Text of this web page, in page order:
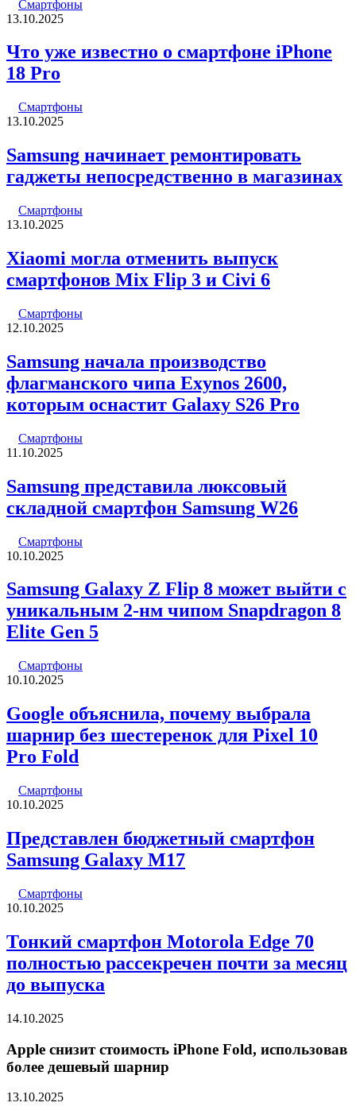
Смартфоны
13.10.2025
Что уже известно о смартфоне iPhone
18 Pro
Смартфоны
13.10.2025
Samsung начинает ремонтировать
гаджеты непосредственно в магазинах
Смартфоны
13.10.2025
Xiaomi могла отменить выпуск
смартфонов Mix Flip 3 и Civi 6
Смартфоны
12.10.2025
Samsung начала производство
флагманского чипа Exynos 2600,
которым оснастит Galaxy S26 Pro
Смартфоны
11.10.2025
Samsung представила люксовый
складной смартфон Samsung W26
Смартфоны
10.10.2025
Samsung Galaxy Z Flip 8 может выйти с
уникальным 2-нм чипом Snapdragon 8
Elite Gen 5
Смартфоны
10.10.2025
Google объяснила, почему выбрала
шарнир без шестеренок для Pixel 10
Pro Fold
Смартфоны
10.10.2025
Представлен бюджетный смартфон
Samsung Galaxy M17
Смартфоны
10.10.2025
Тонкий смартфон Motorola Edge 70
полностью рассекречен почти за месяц
до выпуска
14.10.2025
Apple снизит стоимость iPhone Fold, использовав
более дешевый шарнир
13.10.2025